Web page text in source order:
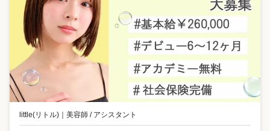
little(リトル) 美容師 / アシスタント